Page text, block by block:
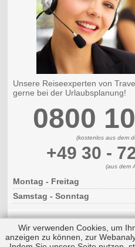
Unsere Reiseexperten von
gerne bei der Urlaubsplanung!
0800
(kostenlos aus dem
+49 30 -
(aus dem
Montag - Freitag
Samstag - Sonntag
Wir verwenden Cookies, um
anzeigen zu können, zur